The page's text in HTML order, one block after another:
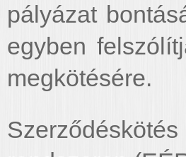
pályázat
egyben
megkötésére.